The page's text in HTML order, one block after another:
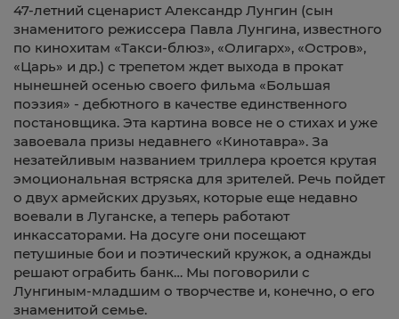
47-летний сценарист Александр Лунгин (сын
знаменитого режиссера Павла Лунгина, известного
по кинохитам «Такси-блюз», «Олигарх», «Остров»,
«Царь» и др.) с трепетом ждет выхода в прокат
нынешней осенью своего фильма «Большая
поэзия» - дебютного в качестве единственного
постановщика. Эта картина вовсе не о стихах и уже
завоевала призы недавнего «Кинотавра». За
незатейливым названием триллера кроется крутая
эмоциональная встряска для зрителей. Речь пойдет
о двух армейских друзьях, которые еще недавно
воевали в Луганске, а теперь работают
инкассаторами. На досуге они посещают
петушиные бои и поэтический кружок, а однажды
решают ограбить банк… Мы поговорили с
Лунгиным-младшим о творчестве и, конечно, о его
знаменитой семье.